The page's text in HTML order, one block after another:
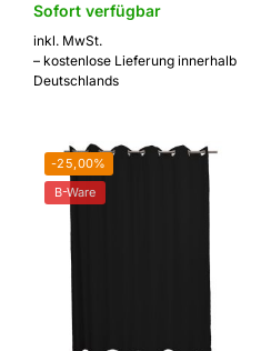
Sofort verfügbar
inkl. MwSt.
– kostenlose Lieferung innerhalb
Deutschlands
-25,00%
B-Ware